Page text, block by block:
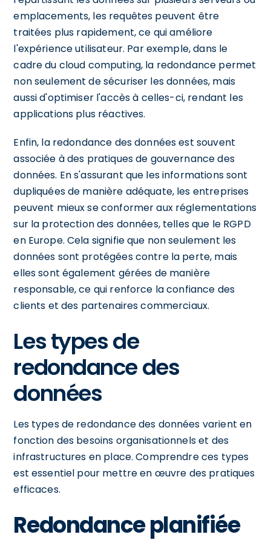
emplacements, les requêtes peuvent être
traitées plus rapidement, ce qui améliore
l'expérience utilisateur. Par exemple, dans le
cadre du cloud computing, la redondance permet
non seulement de sécuriser les données, mais
aussi d'optimiser l'accès à celles-ci, rendant les
applications plus réactives.
Enfin, la redondance des données est souvent
associée à des pratiques de gouvernance des
données. En s'assurant que les informations sont
dupliquées de manière adéquate, les entreprises
peuvent mieux se conformer aux réglementations
sur la protection des données, telles que le RGPD
en Europe. Cela signifie que non seulement les
données sont protégées contre la perte, mais
elles sont également gérées de manière
responsable, ce qui renforce la confiance des
clients et des partenaires commerciaux.
Les types de
redondance des
données
Les types de redondance des données varient en
fonction des besoins organisationnels et des
infrastructures en place. Comprendre ces types
est essentiel pour mettre en œuvre des pratiques
efficaces.
Redondance planifiée